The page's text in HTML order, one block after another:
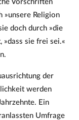
Vorschriften
»unsere Religion
doch durch »die
»dass sie frei sei.«
der
werden
Ein
Umfrage